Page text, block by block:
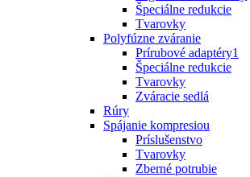
Špeciálne redukcie
Tvarovky
Polyfúzne zváranie
Prírubové adaptéry1
Špeciálne redukcie
Tvarovky
Zváracie sedlá
Rúry
Spájanie kompresiou
Príslušenstvo
Tvarovky
Zberné potrubie